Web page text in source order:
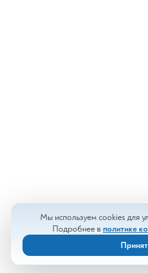
Мы используем cookies для
Подробнее в политике